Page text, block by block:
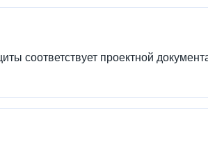
соответствует проектной